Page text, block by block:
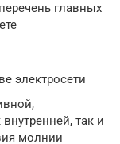
главных
электросети
так и
молнии